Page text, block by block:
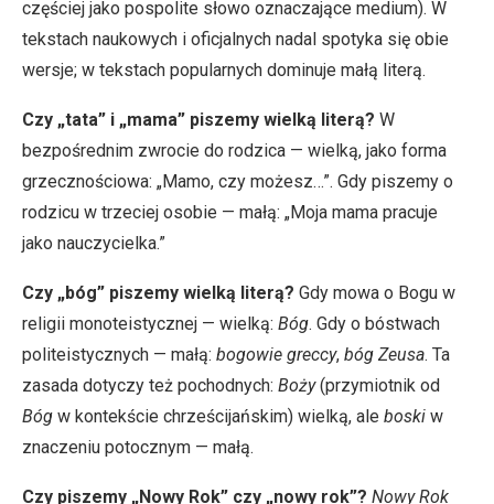
częściej jako pospolite słowo oznaczające medium). W
tekstach naukowych i oficjalnych nadal spotyka się obie
wersje; w tekstach popularnych dominuje małą literą.
Czy „tata” i „mama” piszemy wielką literą? W
bezpośrednim zwrocie do rodzica — wielką, jako forma
grzecznościowa: „Mamo, czy możesz…”. Gdy piszemy o
rodzicu w trzeciej osobie — małą: „Moja mama pracuje
jako nauczycielka.”
Czy „bóg” piszemy wielką literą? Gdy mowa o Bogu w
religii monoteistycznej — wielką: Bóg. Gdy o bóstwach
politeistycznych — małą: bogowie greccy, bóg Zeusa. Ta
zasada dotyczy też pochodnych: Boży(przymiotnik od
Bóg w kontekście chrześcijańskim) wielką, ale boski w
znaczeniu potocznym — małą.
Czy piszemy „Nowy Rok” czy „nowy rok”? Nowy Rok